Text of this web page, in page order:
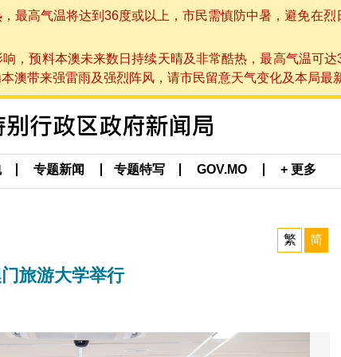
最高气温将达到36度或以上，市民需慎防中暑，避免在
，预料本澳未来数日持续天晴及非常酷热，最高气温可
澳带来强雷雨及强烈阵风，请市民留意天气变化及本局最
专题新闻 专题特写 GOV.MO + 更多
繁 简
旅游大学举行